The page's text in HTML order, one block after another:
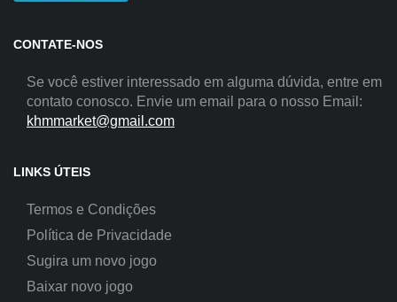
CONTATE-NOS
Se você estiver interessado em alguma dúvida, entre em
contato conosco. Envie um email para o nosso Email:
khmmarket@gmail.com
LINKS ÚTEIS
Termos e Condições
Política de Privacidade
Sugira um novo jogo
Baixar novo jogo